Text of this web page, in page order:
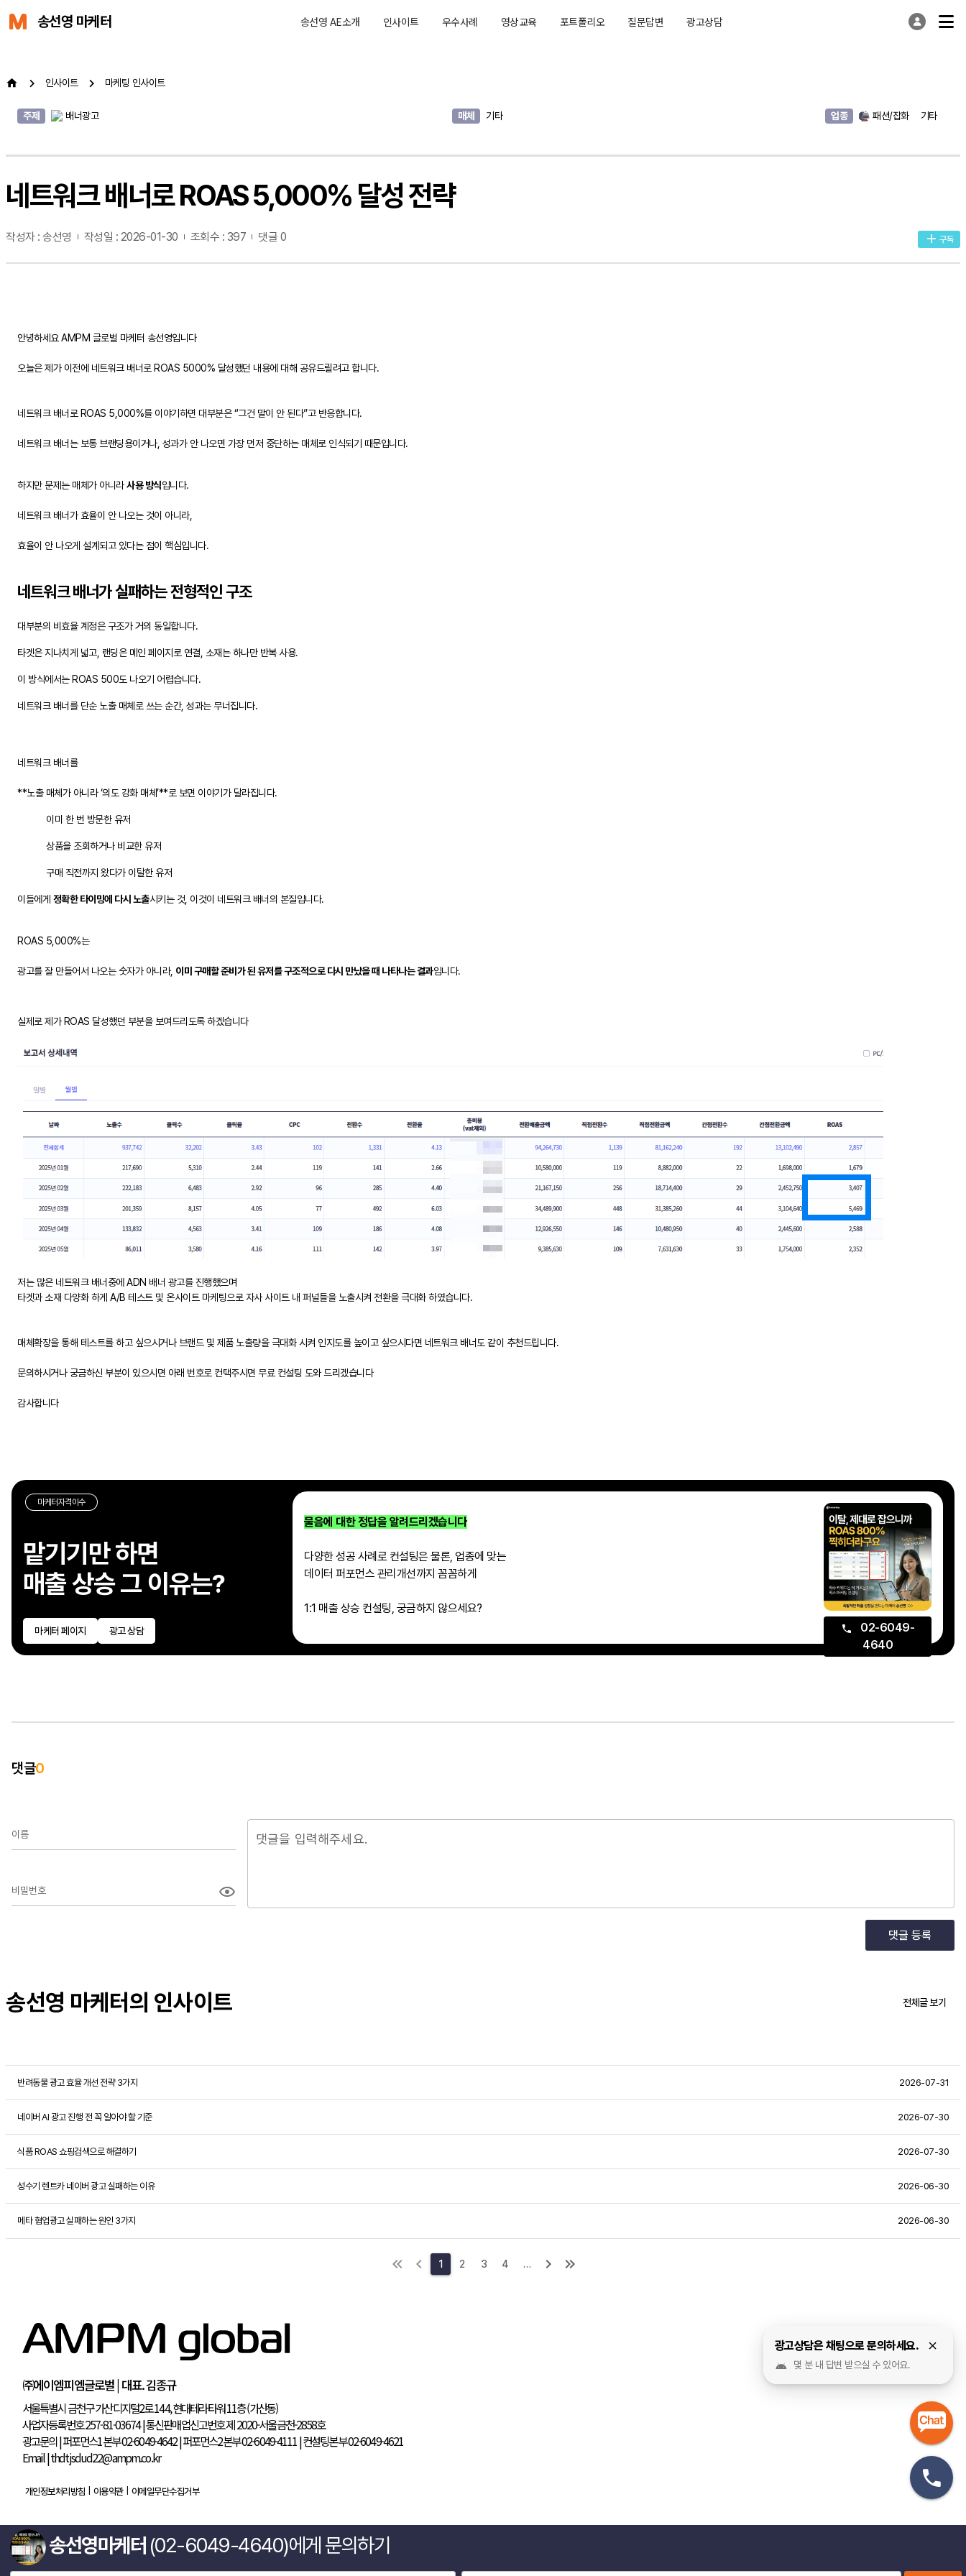
송선영 마케터 송선영 AE소개 인사이트 우수사례 영상교육 포트폴리오 질문답변 광고상담
인사이트 마케팅 인사이트
주제 배너광고 매체 기타 업종 패션/잡화 기타
네트워크 배너로 ROAS 5,000% 달성 전략
작성자 : 송선영 작성일 : 2026-01-30 조회수 : 397 댓글 0 구독
안녕하세요 AMPM 글로벌 마케터 송선영입니다
오늘은 제가 이전에 네트워크 배너로 ROAS 5000% 달성했던 내용에 대해 공유드릴려고 합니다.
네트워크 배너로 ROAS 5,000%를 이야기하면 대부분은 “그건 말이 안 된다”고 반응합니다.
네트워크 배너는 보통 브랜딩용이거나, 성과가 안 나오면 가장 먼저 중단하는 매체로 인식되기 때문입니다.
하지만 문제는 매체가 아니라사용 방식입니다.
네트워크 배너가 효율이 안 나오는 것이 아니라,
효율이 안 나오게 설계되고 있다는 점이 핵심입니다.
네트워크 배너가 실패하는 전형적인 구조
대부분의 비효율 계정은 구조가 거의 동일합니다.
타겟은 지나치게 넓고, 랜딩은 메인 페이지로 연결, 소재는 하나만 반복 사용.
이 방식에서는 ROAS 500도 나오기 어렵습니다.
네트워크 배너를 단순 노출 매체로 쓰는 순간, 성과는 무너집니다.
네트워크 배너를
**노출 매체가 아니라 ‘의도 강화 매체’**로 보면 이야기가 달라집니다.
이미 한 번 방문한 유저
상품을 조회하거나 비교한 유저
구매 직전까지 왔다가 이탈한 유저
이들에게 정확한 타이밍에 다시 노출시키는 것, 이것이 네트워크 배너의 본질입니다.
ROAS 5,000%는
광고를 잘 만들어서 나오는 숫자가 아니라, 이미 구매할 준비가 된 유저를 구조적으로 다시 만났을 때 나타나는 결과입니다.
실제로 제가 ROAS 달성했던 부분을 보여드리도록 하겠습니다
저는 많은 네트워크 배너중에 ADN 배너 광고를 진행했으며
타겟과 소재 다양화 하게 A/B 테스트 및 온사이트 마케팅으로 자사 사이트 내 퍼널들을 노출시켜 전환을 극대화 하였습니다.
매체확장을 통해 테스트를 하고 싶으시거나 브랜드 및 제품 노출량을 극대화 시켜 인지도를 높이고 싶으시다면 네트워크 배너도 같이 추천드립니다.
문의하시거나 궁금하신 부분이 있으시면 아래 번호로 컨택주시면 무료 컨설팅 도와 드리겠습니다
감사합니다
마케터자격이수
맡기기만 하면
매출 상승 그 이유는?
마케터 페이지 광고 상담
물음에 대한 정답을 알려드리겠습니다
다양한 성공 사례로 컨설팅은 물론, 업종에 맞는
데이터 퍼포먼스 관리개선까지 꼼꼼하게
1:1 매출 상승 컨설팅, 궁금하지 않으세요?
02-6049-
4640
댓글0
이름
비밀번호
댓글 등록
송선영 마케터의 인사이트 전체글 보기
반려동물 광고 효율 개선 전략 3가지 2026-07-31
네이버 AI 광고 진행 전 꼭 알아야 할 기준 2026-07-30
식품 ROAS 쇼핑검색으로 해결하기 2026-07-30
성수기 렌트카 네이버 광고 실패하는 이유 2026-06-30
메타 협업광고 실패하는 원인 3가지 2026-06-30
1 2 3 4 …
㈜에이엠피엠글로벌 | 대표. 김종규
광고상담은 채팅으로 문의하세요.
몇 분 내 답변 받으실 수 있어요.
송선영마케터 (02-6049-4640)에게 문의하기